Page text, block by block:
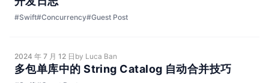
#Swift#Concurrency#Guest Post
2024 年 7 月 12 日 by Luca Ban
多包单库中的 String Catalog 自动合并技巧